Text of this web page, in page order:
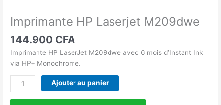
Imprimante HP Laserjet M209dwe
144.900 CFA
Imprimante HP LaserJet M209dwe avec 6 mois d’Instant Ink
via HP+ Monochrome.
Ajouter au panier